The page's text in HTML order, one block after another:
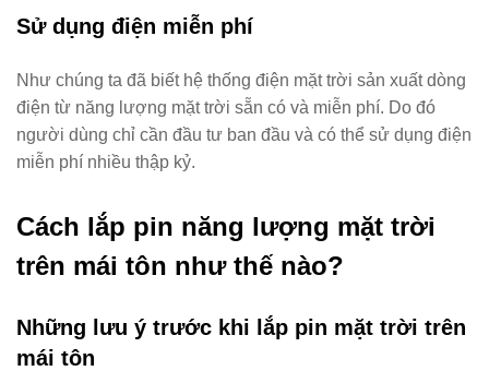
Sử dụng điện miễn phí
Như chúng ta đã biết hệ thống điện mặt trời sản xuất dòng
điện từ năng lượng mặt trời sẵn có và miễn phí. Do đó
người dùng chỉ cần đầu tư ban đầu và có thể sử dụng điện
miễn phí nhiều thập kỷ.
Cách lắp pin năng lượng mặt trời
trên mái tôn như thế nào?
Những lưu ý trước khi lắp pin mặt trời trên
mái tôn